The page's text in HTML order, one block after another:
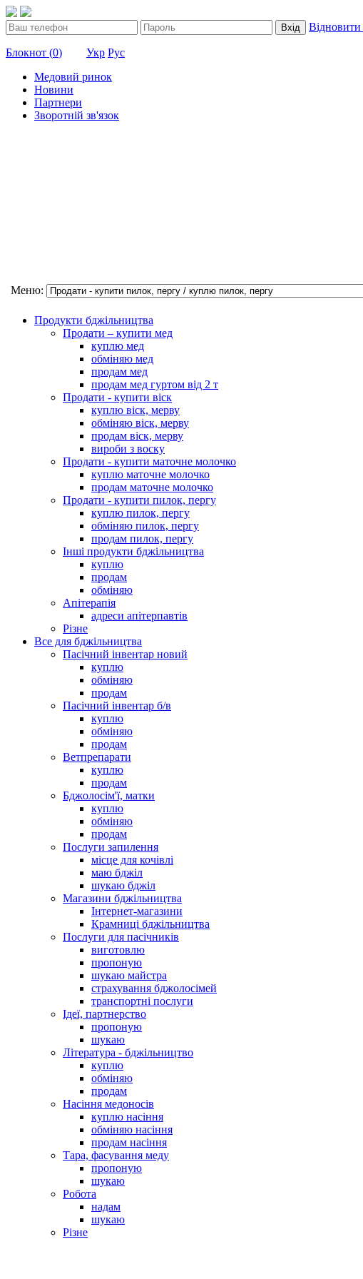
Вхід Відновити
Блокнот (0) Укр Рус
Медовий ринок
Новини
Партнери
Зворотній зв'язок
Меню:
Продукти бджільництва
Продати – купити мед
куплю мед
обміняю мед
продам мед
продам мед гуртом від 2 т
Продати - купити віск
куплю віск, мерву
обміняю віск, мерву
продам віск, мерву
вироби з воску
Продати - купити маточне молочко
куплю маточне молочко
продам маточне молочко
Продати - купити пилок, пергу
куплю пилок, пергу
обміняю пилок, пергу
продам пилок, пергу
Інші продукти бджільництва
куплю
продам
обміняю
Апітерапія
адреси апітерпавтів
Різне
Все для бджільництва
Пасічний інвентар новий
куплю
обміняю
продам
Пасічний інвентар б/в
куплю
обміняю
продам
Ветпрепарати
куплю
продам
Бджолосім'ї, матки
куплю
обміняю
продам
Послуги запилення
місце для кочівлі
маю бджіл
шукаю бджіл
Магазини бджільництва
Інтернет-магазини
Крамниці бджільництва
Послуги для пасічників
виготовлю
пропоную
шукаю майстра
страхування бджолосімей
транспортні послуги
Ідеї, партнерство
пропоную
шукаю
Література - бджільництво
куплю
обміняю
продам
Насіння медоносів
куплю насіння
обміняю насіння
продам насіння
Тара, фасування меду
пропоную
шукаю
Робота
надам
шукаю
Різне